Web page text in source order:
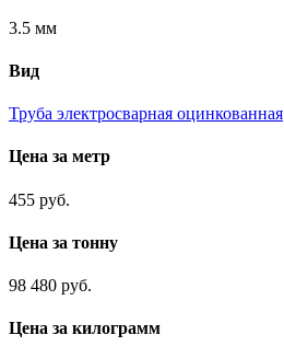
3.5 мм
Вид
Труба электросварная оцинкованная
Цена за метр
455 руб.
Цена за тонну
98 480 руб.
Цена за килограмм